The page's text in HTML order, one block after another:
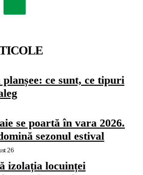
ce sunt, ce tipuri
se poartă în vara 2026.
sezonul estival
26
izolația locuinței